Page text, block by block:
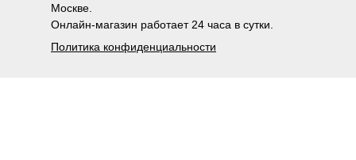
Политика конфиденциальности
Москве.
Онлайн-магазин работает 24 часа в сутки.